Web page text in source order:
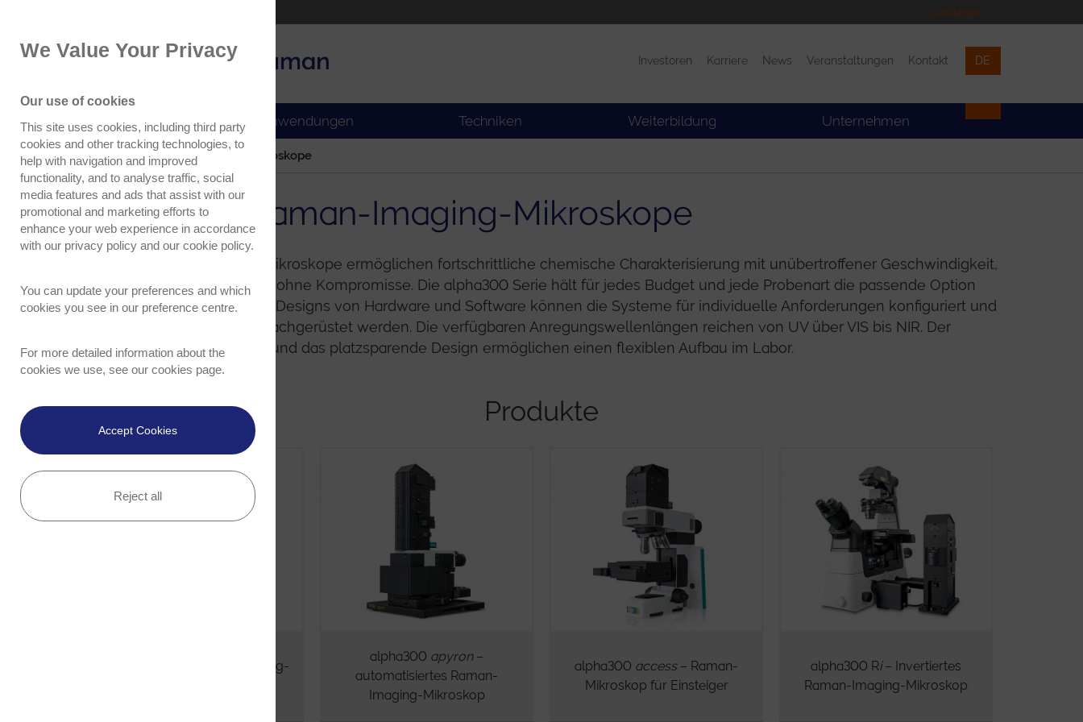
Ausklappen
Applications Veranstaltungen Kontakt
Investoren Karriere News Veranstaltungen Kontakt DE
Produkte Anwendungen Techniken Weiterbildung Unternehmen
Home Produkte Raman Mikroskope
Konfokale Raman-Imaging-Mikroskope
WITecs konfokale Raman-Mikroskope ermöglichen fortschrittliche chemische Charakterisierung mit unübertroffener Geschwindigkeit,
Sensitivität und Auflösung – ohne Kompromisse. Die alpha300 Serie hält für jedes Budget und jede Probenart die passende Option
bereit. Dank des modularen Designs von Hardware und Software können die Systeme für individuelle Anforderungen konfiguriert und
bei Bedarf angepasst und nachgerüstet werden. Die verfügbaren Anregungswellenlängen reichen von UV über VIS bis NIR. Der
faserbasierte Strahlengang und das platzsparende Design ermöglichen einen flexiblen Aufbau im Labor.
Produkte
alpha300 R – Raman-Imaging-
alpha300 apyron–
automatisiertes Raman-
Imaging-Mikroskop
alpha300 access– Raman-
Mikroskop für Einsteiger
alpha300 Ri– Invertiertes
Raman-Imaging-Mikroskop
We Value Your Privacy
Our use of cookies
This site uses cookies, including third party
cookies and other tracking technologies, to
help with navigation and improved
functionality, and to analyse traffic, social
media features and ads that assist with our
promotional and marketing efforts to
enhance your web experience in accordance
with our privacy policy and our cookie policy.
You can update your preferences and which
cookies you see in our preference centre.
For more detailed information about the
cookies we use, see our cookies page.
Accept Cookies
Reject all